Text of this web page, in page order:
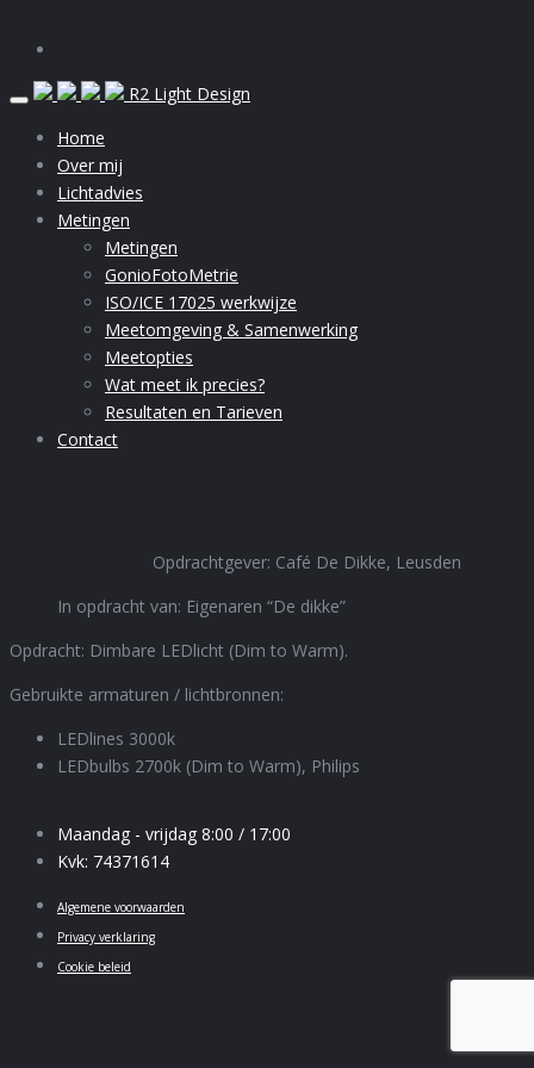
Skip
content
R2 Light Design
Home
Over mij
Lichtadvies
Metingen
Metingen
GonioFotoMetrie
ISO/ICE 17025 werkwijze
Meetomgeving & Samenwerking
Meetopties
Wat meet ik precies?
Resultaten en Tarieven
Contact
Opdrachtgever: Café De Dikke, Leusden
In opdracht van: Eigenaren “De dikke”
Opdracht: Dimbare LEDlicht (Dim to Warm).
Gebruikte armaturen / lichtbronnen:
LEDlines 3000k
LEDbulbs 2700k (Dim to Warm), Philips
Maandag - vrijdag 8:00 / 17:00
Kvk: 74371614
Algemene voorwaarden
Privacy verklaring
Cookie beleid